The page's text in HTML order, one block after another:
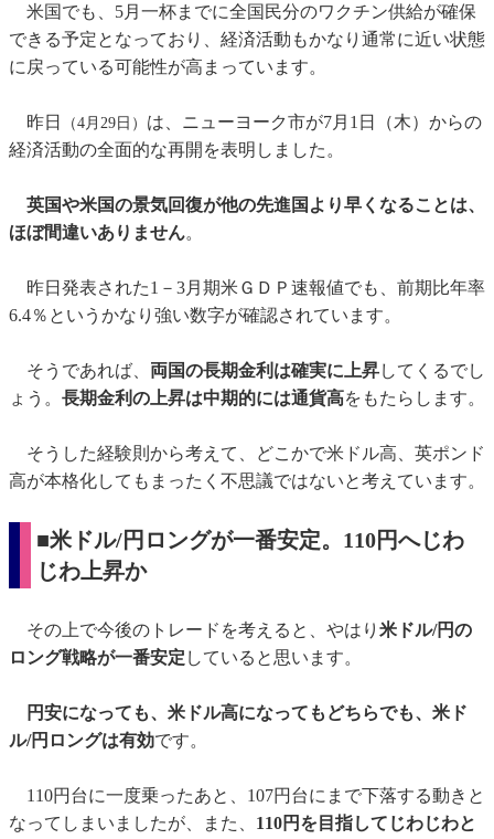
米国でも、5月一杯までに全国民分のワクチン供給が確保
できる予定となっており、経済活動もかなり通常に近い状態
に戻っている可能性が高まっています。
昨日 （4月29日） は、ニューヨーク市が7月1日（木）からの
経済活動の全面的な再開を表明しました。
英国や米国の景気回復が他の先進国より早くなることは、
ほぼ間違いありません。
昨日発表された1－3月期米ＧＤＰ速報値でも、前期比年率
6.4％というかなり強い数字が確認されています。
そうであれば、 両国の長期金利は確実に上昇してくるでし
ょう。 長期金利の上昇は中期的には通貨高をもたらします。
そうした経験則から考えて、どこかで米ドル高、英ポンド
高が本格化してもまったく不思議ではないと考えています。
■米ドル/円ロングが一番安定。110円へじわ
じわ上昇か
その上で今後のトレードを考えると、やはり 米ドル/円の
ロング戦略が一番安定 していると思います。
円安になっても、米ドル高になってもどちらでも、米ド
ル/円ロングは有効です。
110円台に一度乗ったあと、107円台にまで下落する動きと
なってしまいましたが、また、 110円を目指してじわじわと